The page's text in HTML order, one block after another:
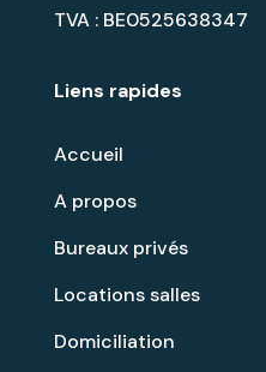
Liens rapides
Accueil
A propos
Bureaux privés
Locations salles
Domiciliation
TVA : BE0525638347